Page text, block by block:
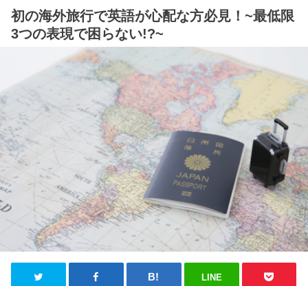
初の海外旅行で英語が心配な方必見！~最低限
3つの表現で困らない!?~
LINE